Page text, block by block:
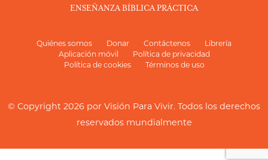
ENSEÑANZA BÍBLICA PRÁCTICA
Quiénes somos Donar Contáctenos
Librería
Aplicación móvil
Política de privacidad
Política de cookies
Términos de uso
© Copyright 2026 por Visión Para Vivir. Todos los derechos
reservados mundialmente